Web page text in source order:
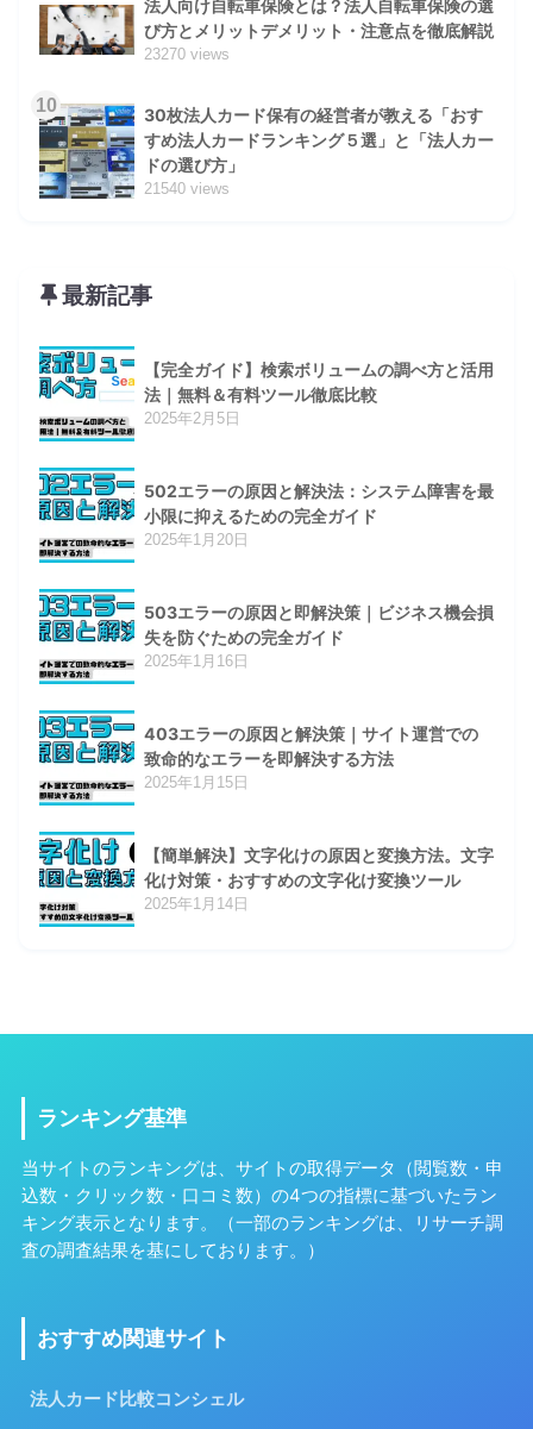
法人向け自転車保険とは？法人自転車保険の選
び方とメリットデメリット・注意点を徹底解説
23270 views
10
30枚法人カード保有の経営者が教える「おす
すめ法人カードランキング５選」と「法人カー
ドの選び方」
21540 views
最新記事
【完全ガイド】検索ボリュームの調べ方と活用
法｜無料＆有料ツール徹底比較
2025年2月5日
502エラーの原因と解決法：システム障害を最
小限に抑えるための完全ガイド
2025年1月20日
503エラーの原因と即解決策｜ビジネス機会損
失を防ぐための完全ガイド
2025年1月16日
403エラーの原因と解決策｜サイト運営での
致命的なエラーを即解決する方法
2025年1月15日
【簡単解決】文字化けの原因と変換方法。文字
化け対策・おすすめの文字化け変換ツール
2025年1月14日
ランキング基準
当サイトのランキングは、サイトの取得データ（閲覧数・申
込数・クリック数・口コミ数）の4つの指標に基づいたラン
キング表示となります。（一部のランキングは、リサーチ調
査の調査結果を基にしております。）
おすすめ関連サイト
法人カード比較コンシェル